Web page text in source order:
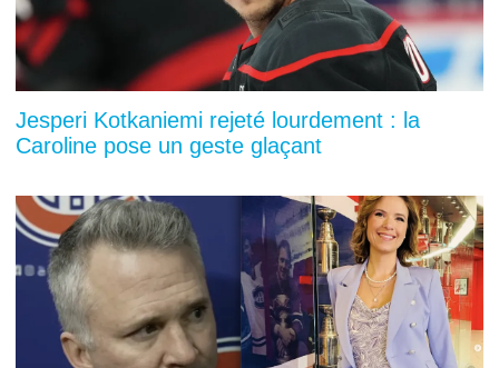
Jesperi Kotkaniemi rejeté lourdement : la
Caroline pose un geste glaçant